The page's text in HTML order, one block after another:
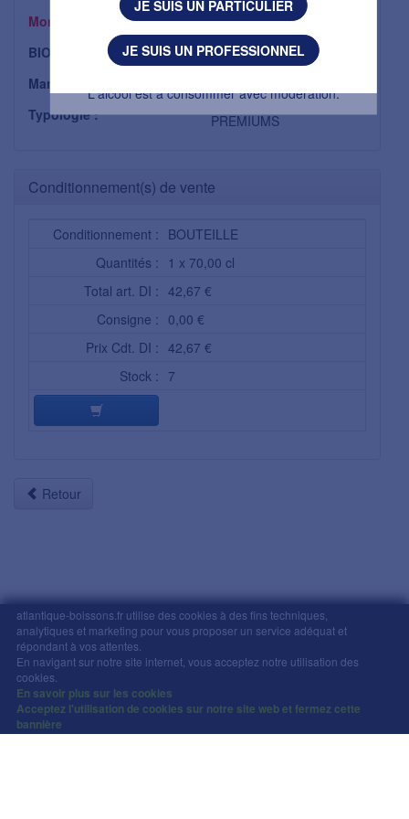
atlantique-boissons.fr utilise des cookies à des fins techniques,
analytiques et marketing pour vous proposer un service adéquat et
répondant à vos attentes.
En navigant sur notre site internet, vous acceptez notre utilisation des
cookies.
En savoir plus sur les cookies
Acceptez l'utilisation de cookies sur notre site web et fermez cette
bannière
Montant TTC
51,21 €
BIO :
Non
Marque :
DUGAS SAS
Typologie :
PREMIUMS
Conditionnement(s) de vente
Conditionnement : BOUTEILLE
Quantités : 1 x 70,00 cl
Total art. DI : 42,67 €
Consigne : 0,00 €
Prix Cdt. DI : 42,67 €
Stock : 7
Retour
Mentions légales-
Copyright © Atlantique Boissons Nantes / Devacom 2026
L'abus d'alcool est dangereux pour la santé, à
consommer avec modération.
L'alcool est à consommer avec modération.
JE SUIS UN PARTICULIER
JE SUIS UN PROFESSIONNEL